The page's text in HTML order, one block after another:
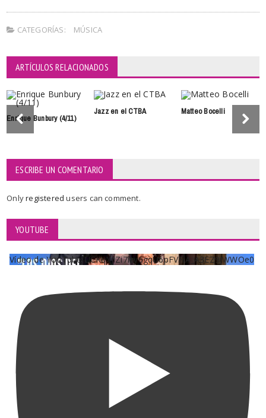
CATEGORÍAS: MÚSICA
ARTÍCULOS RELACIONADOS
Enrique Bunbury (4/11)
Jazz en el CTBA Matteo Bocelli
ESCRIBE UN COMENTARIO
Onlyregisteredusers can comment.
YOUTUBE
Vídeo de YouTube UCKqYjiZi7lzy6gqU6pFVFiA_A3EZ9JWWOe0